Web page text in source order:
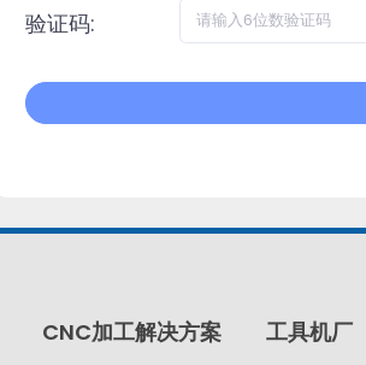
验证码:
CNC加工解决方案 工具机厂